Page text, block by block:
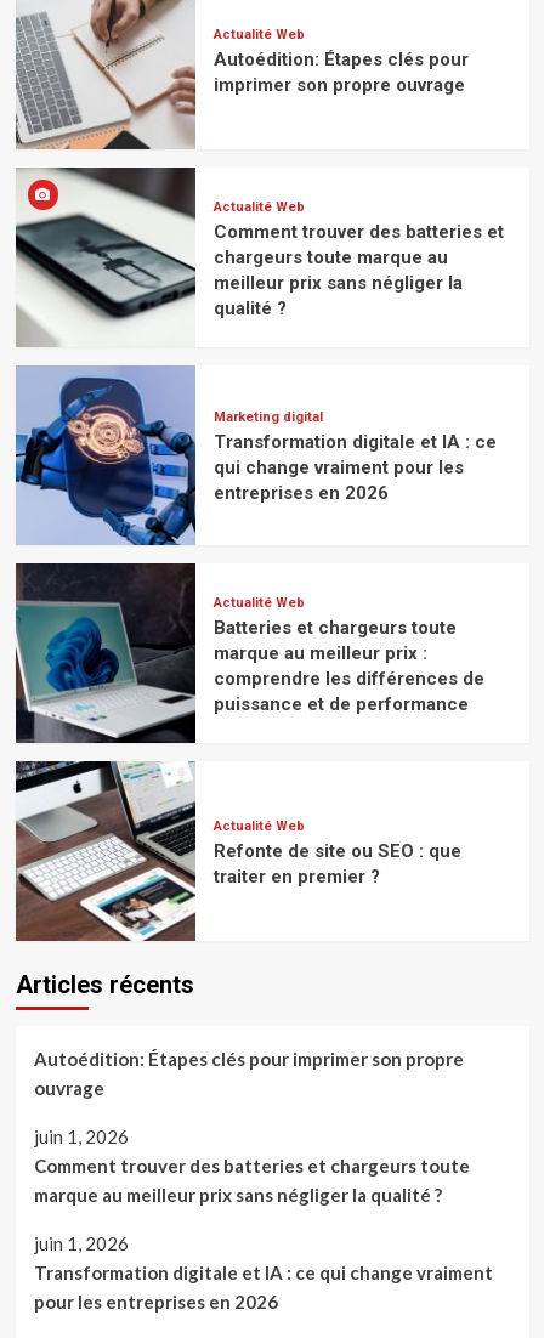
Actualité Web
Autoédition: Étapes clés pour
imprimer son propre ouvrage
Actualité Web
Comment trouver des batteries et
chargeurs toute marque au
meilleur prix sans négliger la
qualité ?
Marketing digital
Transformation digitale et IA : ce
qui change vraiment pour les
entreprises en 2026
Actualité Web
Batteries et chargeurs toute
marque au meilleur prix :
comprendre les différences de
puissance et de performance
Actualité Web
Refonte de site ou SEO : que
traiter en premier ?
Articles récents
Autoédition: Étapes clés pour imprimer son propre
ouvrage
juin 1, 2026
Comment trouver des batteries et chargeurs toute
marque au meilleur prix sans négliger la qualité ?
juin 1, 2026
Transformation digitale et IA : ce qui change vraiment
pour les entreprises en 2026